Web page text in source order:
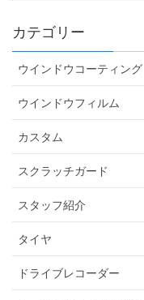
カテゴリー
ウインドウコーティング
ウインドウフィルム
カスタム
スクラッチガード
スタッフ紹介
タイヤ
ドライブレコーダー